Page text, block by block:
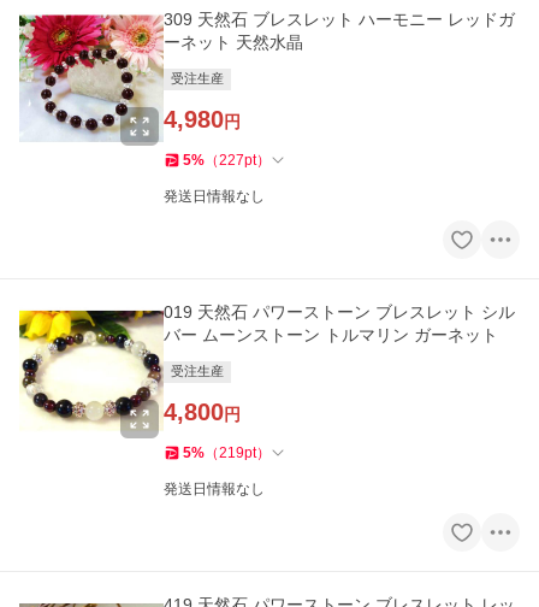
309 天然石 ブレスレット ハーモニー レッドガ
ーネット 天然水晶
受注生産
4,980円
5% （227pt）
発送日情報なし
019 天然石 パワーストーン ブレスレット シル
バー ムーンストーン トルマリン ガーネット
受注生産
4,800円
5% （219pt）
発送日情報なし